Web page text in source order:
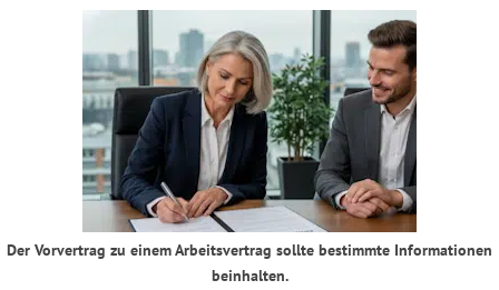
Der Vorvertrag zu einem Arbeitsvertrag sollte bestimmte Informationen
beinhalten.